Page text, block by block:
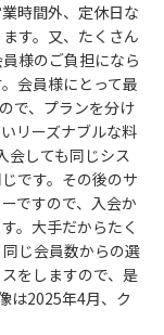
時間外、定休日な
す。又、たくさん
様のご負担になら
会員様にとって最
で、プランを分け
リーズナブルな料
会しても同じシス
です。その後のサ
ですので、入会か
。大手だからたく
じ会員数からの選
をしますので、是
は2025年4月、ク